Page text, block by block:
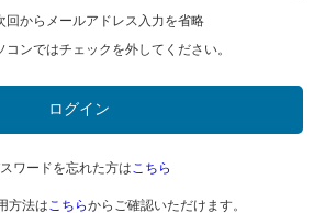
回からメールアドレス入力を省略
コンではチェックを外してください。
ログイン
ワードを忘れた方はこちら
方法はこちらからご確認いただけます。